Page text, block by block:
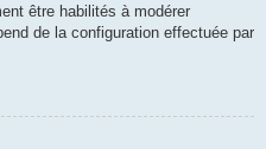
être habilités à modérer
de la configuration effectuée par